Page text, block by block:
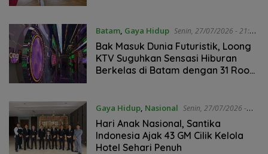
Batam, Gaya Hidup Senin, 27/07/2026 - 21:37
WIB
Bak Masuk Dunia Futuristik, Loong
KTV Suguhkan Sensasi Hiburan
Berkelas di Batam dengan 31 Room
Gaya Hidup, Nasional Senin, 27/07/2026 -
14:52 WIB
Hari Anak Nasional, Santika
Indonesia Ajak 43 GM Cilik Kelola
Hotel Sehari Penuh